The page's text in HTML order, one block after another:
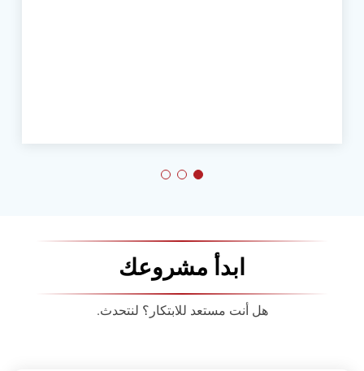
ابدأ مشروعك
هل أنت مستعد للابتكار؟ لنتحدث.